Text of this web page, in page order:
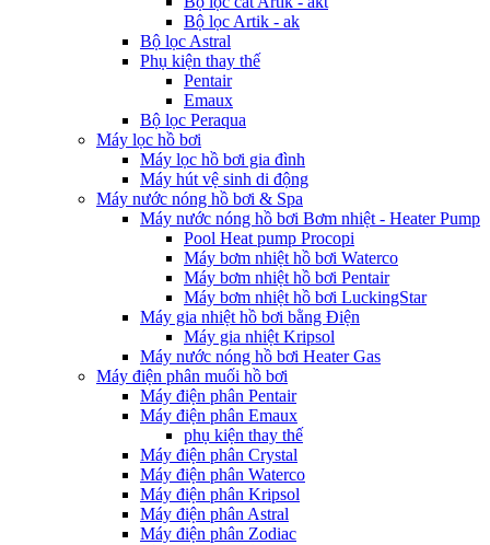
Bộ lọc Artik - ak
Bộ lọc Astral
Phụ kiện thay thế
Pentair
Emaux
Bộ lọc Peraqua
Máy lọc hồ bơi
Máy lọc hồ bơi gia đình
Máy hút vệ sinh di động
Máy nước nóng hồ bơi & Spa
Máy nước nóng hồ bơi Bơm nhiệt - Heater Pump
Pool Heat pump Procopi
Máy bơm nhiệt hồ bơi Waterco
Máy bơm nhiệt hồ bơi Pentair
Máy bơm nhiệt hồ bơi LuckingStar
Máy gia nhiệt hồ bơi bằng Điện
Máy gia nhiệt Kripsol
Máy nước nóng hồ bơi Heater Gas
Máy điện phân muối hồ bơi
Máy điện phân Pentair
Máy điện phân Emaux
phụ kiện thay thế
Máy điện phân Crystal
Máy điện phân Waterco
Máy điện phân Kripsol
Máy điện phân Astral
Máy điện phân Zodiac